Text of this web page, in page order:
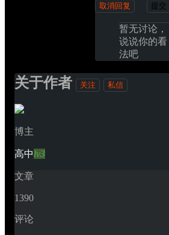
取消回复 提交
暂无讨论，
说说你的看
法吧
关于作者 关注 私信
博主
高中lv3
文章
1390
评论